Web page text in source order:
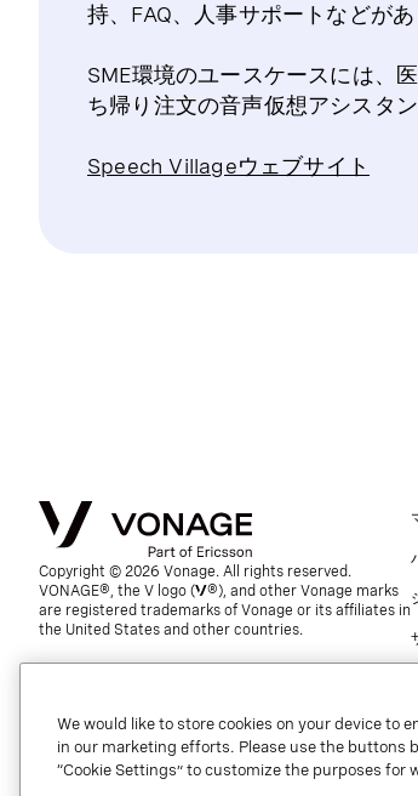
持、FAQ、人事サポートなどがあ
SME環境のユースケースには、
ち帰り注文の音声仮想アシスタ
Speech Villageウェブサイト
Copyright © 2026 Vonage. All rights reserved.
VONAGE®, the V logo (
®), and other Vonage marks
are registered trademarks of Vonage or its affiliates in
the United States and other countries.
We would like to store cookies on your device to
in our marketing efforts. Please use the buttons
“Cookie Settings” to customize the purposes for